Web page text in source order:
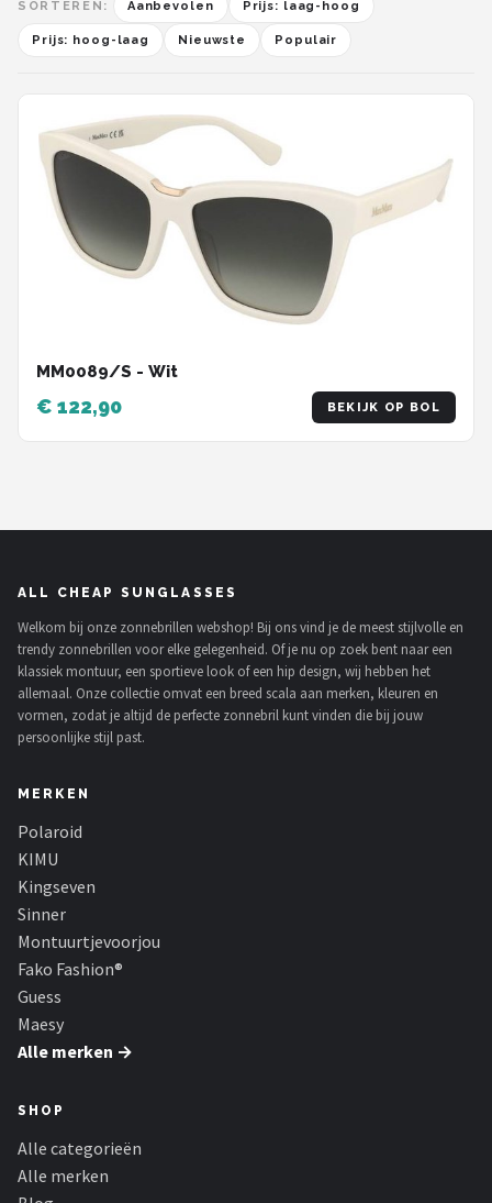
SORTEREN: Aanbevolen Prijs: laag-hoog
Prijs: hoog-laag Nieuwste Populair
MM0089/S - Wit
€ 122,90 BEKIJK OP BOL
ALL CHEAP SUNGLASSES
Welkom bij onze zonnebrillen webshop! Bij ons vind je de meest stijlvolle en
trendy zonnebrillen voor elke gelegenheid. Of je nu op zoek bent naar een
klassiek montuur, een sportieve look of een hip design, wij hebben het
allemaal. Onze collectie omvat een breed scala aan merken, kleuren en
vormen, zodat je altijd de perfecte zonnebril kunt vinden die bij jouw
persoonlijke stijl past.
MERKEN
Polaroid
KIMU
Kingseven
Sinner
Montuurtjevoorjou
Fako Fashion®
Guess
Maesy
Alle merken →
SHOP
Alle categorieën
Alle merken